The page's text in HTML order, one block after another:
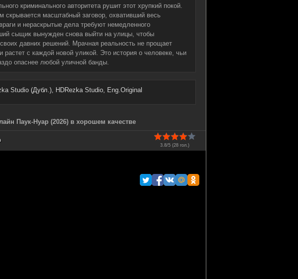
криминального авторитета рушит этот хрупкий покой.
скрывается масштабный заговор, охвативший весь
и нераскрытые дела требуют немедленного
сыщик вынужден снова выйти на улицы, чтобы
давних решений. Мрачная реальность не прощает
растет с каждой новой уликой. Это история о человеке, чьи
опаснее любой уличной банды.
Studio (Дубл.), HDRezka Studio, Eng.Original
Паук-Нуар (2026) в хорошем качестве
3.8/5 (28 гол.)